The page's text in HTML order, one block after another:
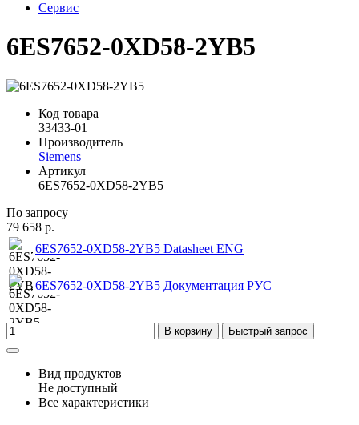
Сервис
6ES7652-0XD58-2YB5
Код товара
33433-01
Производитель
Siemens
Артикул
6ES7652-0XD58-2YB5
По запросу
79 658 р.
6ES7652-0XD58-2YB5 Datasheet ENG
6ES7652-0XD58-2YB5 Документация РУС
В корзину Быстрый запрос
Вид продуктов
Не доступный
Все характеристики